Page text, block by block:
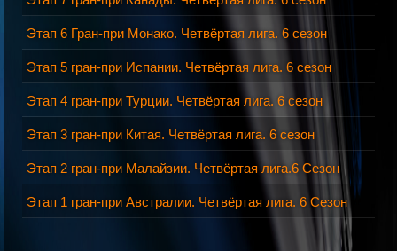
Этап 6 Гран-при Монако. Четвёртая лига. 6 сезон
Этап 5 гран-при Испании. Четвёртая лига. 6 сезон
Этап 4 гран-при Турции. Четвёртая лига. 6 сезон
Этап 3 гран-при Китая. Четвёртая лига. 6 сезон
Этап 2 гран-при Малайзии. Четвёртая лига.6 Сезон
Этап 1 гран-при Австралии. Четвёртая лига. 6 Сезон